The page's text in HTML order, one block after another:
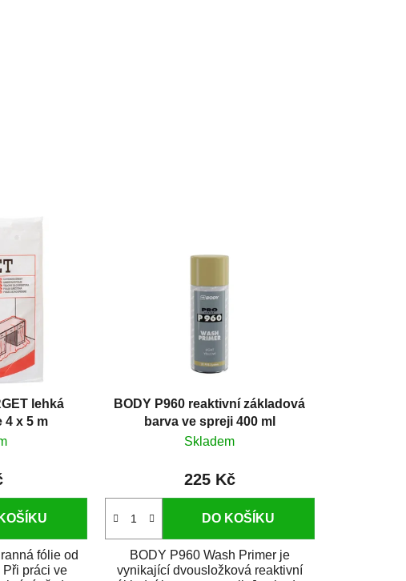
lehká
4 x 5 m
fólie od
práci ve
BODY P960 reaktivní základová
barva ve spreji 400 ml
Skladem
225 Kč
DO KOŠÍKU
BODY P960 Wash Primer je
vynikající dvousložková reaktivní